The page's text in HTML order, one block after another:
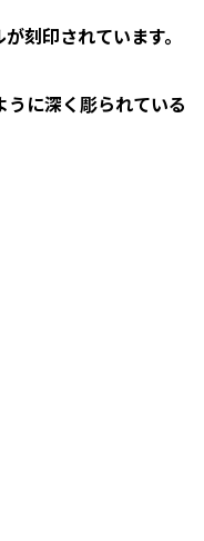
刻印されています。
に深く彫られている